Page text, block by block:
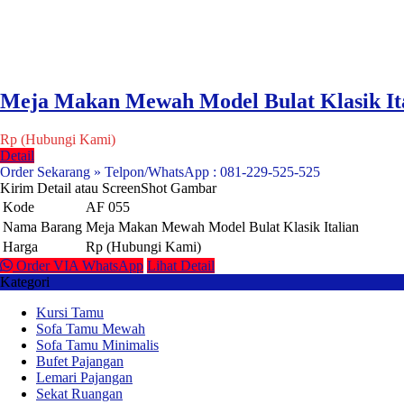
Meja Makan Mewah Model Bulat Klasik
Rp (Hubungi Kami)
Detail
Order Sekarang » Telpon/WhatsApp : 081-229-525-525
Kirim Detail atau ScreenShot Gambar
Kode
AF 055
Nama Barang Meja Makan Mewah Model Bulat Klasik Italian
Harga
Rp (Hubungi Kami)
Order VIA WhatsApp Lihat Detail
Kategori
Kursi Tamu
Sofa Tamu Mewah
Sofa Tamu Minimalis
Bufet Pajangan
Lemari Pajangan
Sekat Ruangan